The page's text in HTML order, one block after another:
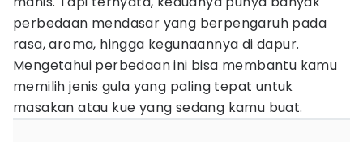
perbedaan mendasar yang berpengaruh pada
rasa, aroma, hingga kegunaannya di dapur.
Mengetahui perbedaan ini bisa membantu kamu
memilih jenis gula yang paling tepat untuk
masakan atau kue yang sedang kamu buat.